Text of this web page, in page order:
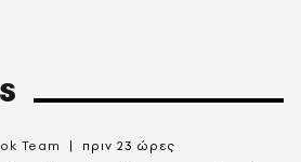
Team πριν 23 ώρες